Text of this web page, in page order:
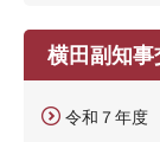
横田副知事
令和７年度